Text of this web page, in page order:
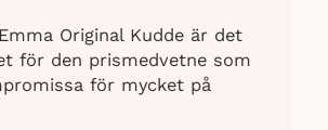
Original Kudde är det
för den prismedvetne som
för mycket på